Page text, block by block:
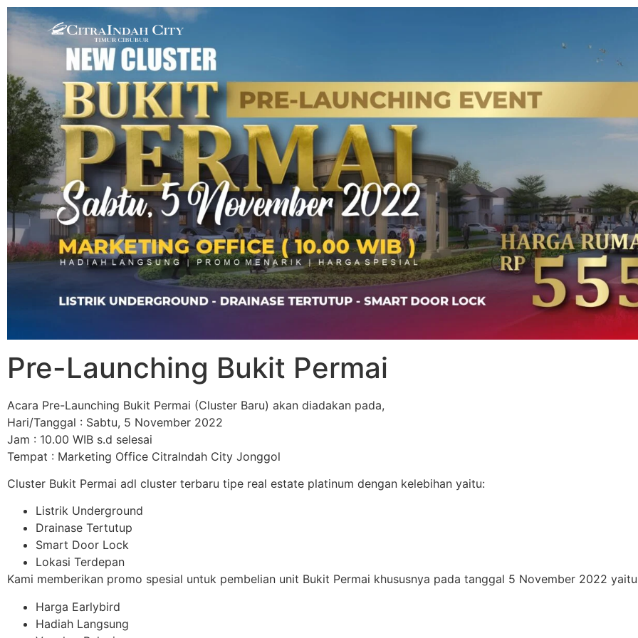
Pre-Launching Bukit Permai
Acara Pre-Launching Bukit Permai (Cluster Baru) akan diadakan pada,
Hari/Tanggal : Sabtu, 5 November 2022
Jam : 10.00 WIB s.d selesai
Tempat : Marketing Office CitraIndah City Jonggol
Cluster Bukit Permai adl cluster terbaru tipe real estate platinum dengan kelebihan yaitu:
Listrik Underground
Drainase Tertutup
Smart Door Lock
Lokasi Terdepan
Kami memberikan promo spesial untuk pembelian unit Bukit Permai khususnya pada tanggal 5 November 2022
Harga Earlybird
Hadiah Langsung